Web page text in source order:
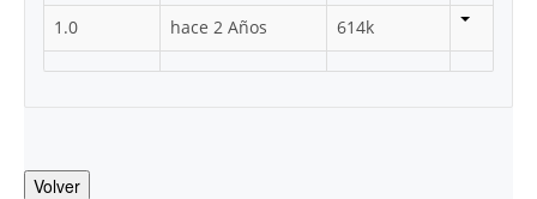
1.0
hace 2 Años 614k
Volver